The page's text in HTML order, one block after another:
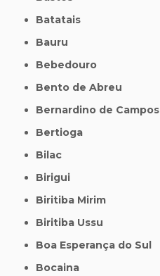
Batatais
Bauru
Bebedouro
Bento de Abreu
Bernardino de Campos
Bertioga
Bilac
Birigui
Biritiba Mirim
Biritiba Ussu
Boa Esperança do Sul
Bocaina